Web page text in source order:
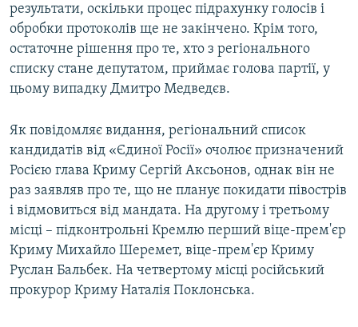
Усі сайти RFE/RL
результати, оскільки процес підрахунку голосів і
обробки протоколів ще не закінчено. Крім того,
остаточне рішення про те, хто з регіонального
списку стане депутатом, приймає голова партії, у
цьому випадку Дмитро Медведєв.
Як повідомляє видання, регіональний список
кандидатів від «Єдиної Росії» очолює призначений
Росією глава Криму Сергій Аксьонов, однак він не
раз заявляв про те, що не планує покидати півострів
і відмовиться від мандата. На другому і третьому
місці – підконтрольні Кремлю перший віце-прем'єр
Криму Михайло Шеремет, віце-прем'єр Криму
Руслан Бальбек. На четвертому місці російський
прокурор Криму Наталія Поклонська.